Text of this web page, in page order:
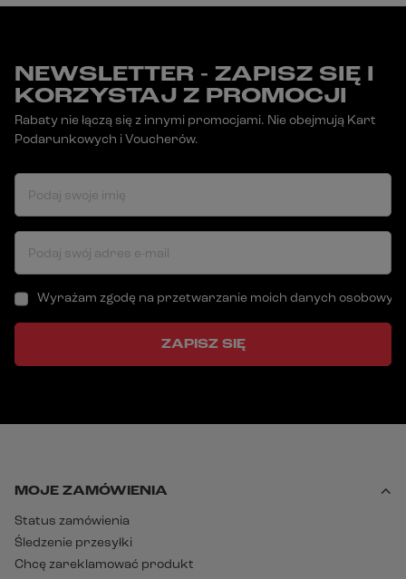
NEWSLETTER - ZAPISZ SIĘ I
KORZYSTAJ Z PROMOCJI
Rabaty nie łączą się z innymi promocjami. Nie obejmują Kart
Podarunkowych i Voucherów.
Podaj swoje imię
Podaj swój adres e-mail
Wyrażam zgodę na przetwarzanie moich danych
ZAPISZ SIĘ
MOJE ZAMÓWIENIA
Status zamówienia
Śledzenie przesyłki
Chcę zareklamować produkt